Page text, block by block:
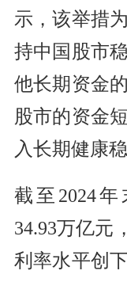
示，该举措
持中国股市
他长期资金
股市的资金
入长期健康
截至2024
34.93万亿元
利率水平创